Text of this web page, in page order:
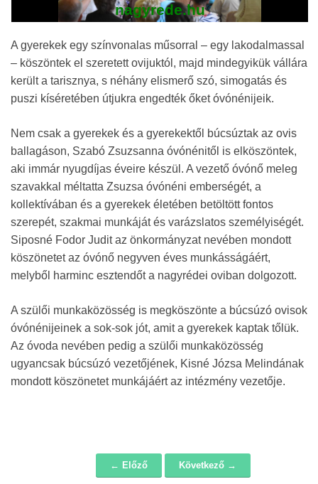
nagyrede.hu
A gyerekek egy színvonalas műsorral – egy lakodalmassal
– köszöntek el szeretett ovijuktól, majd mindegyikük vállára
került a tarisznya, s néhány elismerő szó, simogatás és
puszi kíséretében útjukra engedték őket óvónénijeik.
Nem csak a gyerekek és a gyerekektől búcsúztak az ovis
ballagáson, Szabó Zsuzsanna óvónénitől is elköszöntek,
aki immár nyugdíjas éveire készül. A vezető óvónő meleg
szavakkal méltatta Zsuzsa óvónéni emberségét, a
kollektívában és a gyerekek életében betöltött fontos
szerepét, szakmai munkáját és varázslatos személyiségét.
Siposné Fodor Judit az önkormányzat nevében mondott
köszönetet az óvónő negyven éves munkásságáért,
melyből harminc esztendőt a nagyrédei oviban dolgozott.
A szülői munkaközösség is megköszönte a búcsúzó ovisok
óvónénijeinek a sok-sok jót, amit a gyerekek kaptak tőlük.
Az óvoda nevében pedig a szülői munkaközösség
ugyancsak búcsúzó vezetőjének, Kisné Józsa Melindának
mondott köszönetet munkájáért az intézmény vezetője.
← Előző Következő →